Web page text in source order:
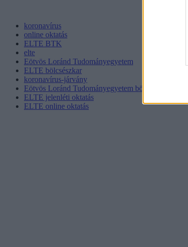
koronavírus
online oktatás
ELTE BTK
elte
Eötvös Loránd Tudományegyetem
ELTE bölcsészkar
koronavírus-járvány
Eötvös Loránd Tudományegyetem bölcsészkar
ELTE jelenléti oktatás
ELTE online oktatás